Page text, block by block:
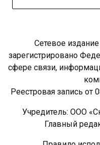
Сетевое
зарегистрировано
сфере связи,
Реестровая запись
Учредитель: ООО
Главный